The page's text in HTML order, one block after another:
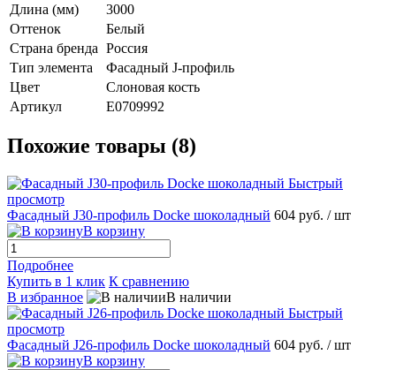
Длина (мм)
3000
Оттенок
Белый
Страна бренда Россия
Тип элемента
Фасадный J-профиль
Цвет
Слоновая кость
Артикул
E0709992
Похожие товары (8)
Быстрый
просмотр
Фасадный J30-профиль Docke шоколадный 604 руб. / шт
В корзину
Подробнее
Купить в 1 клик К сравнению
В избранное
В наличии
Быстрый
просмотр
Фасадный J26-профиль Docke шоколадный 604 руб. / шт
В корзину